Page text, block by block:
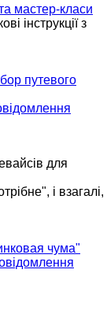
мастер-класи
інструкції з
путевого
для
і взагалі,
чума"